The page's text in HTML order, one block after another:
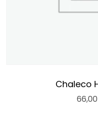
Chaleco
66,00